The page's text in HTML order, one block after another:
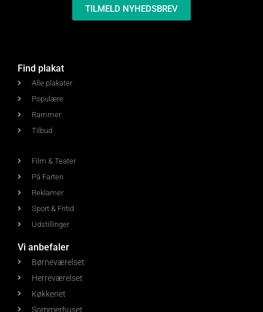
TILMELD NYHEDSBREV
Find plakat
Alle plakater
Populære
Rammer
Tilbud
Film & Teater
På Farten
Reklamer
Sport & Fritid
Udstillinger
Vi anbefaler
Børneværelset
Herreværelset
Køkkenet
Sommerhuset